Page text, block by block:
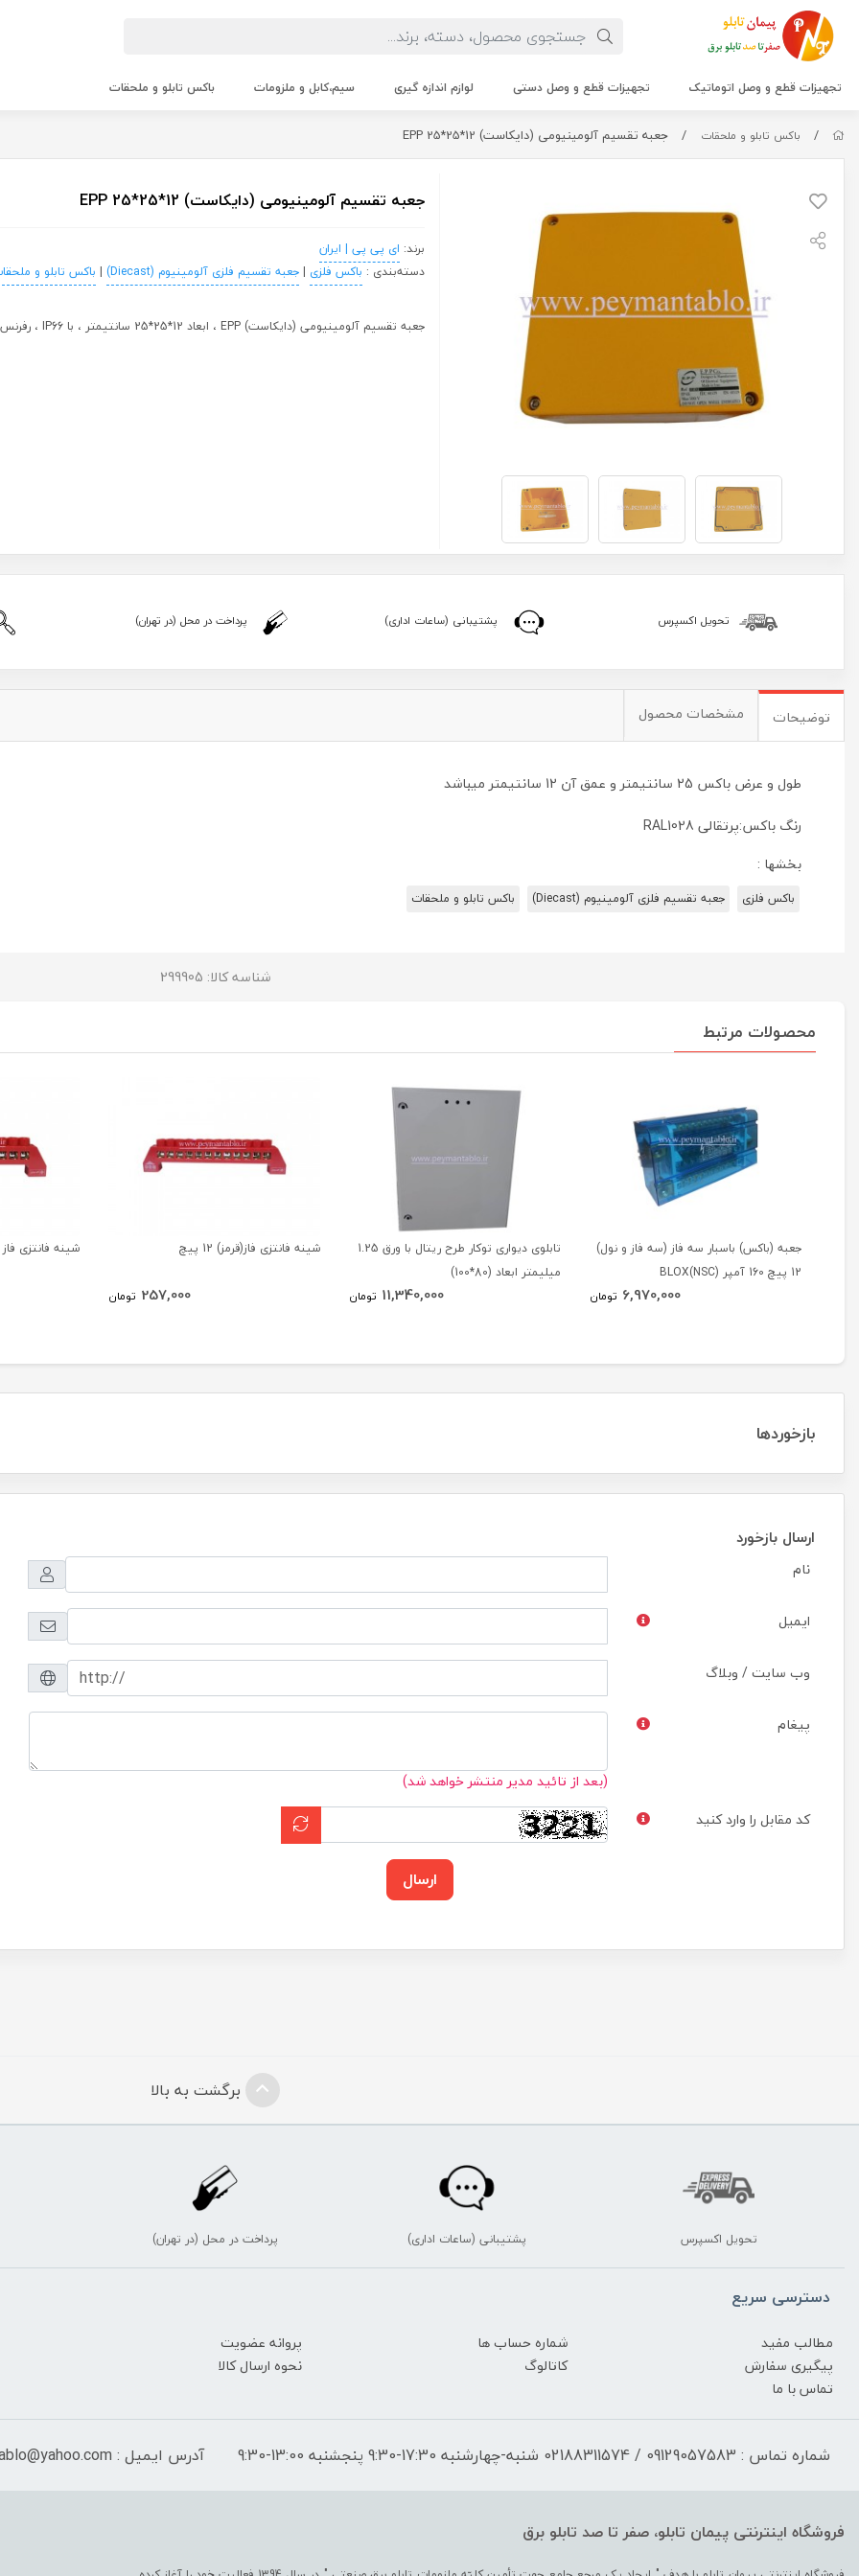
تجهیزات قطع و وصل اتوماتیک تجهیزات قطع و وصل دستی لوازم اندازه گیری سیم،کابل و ملزومات باکس تابلو و ملحقات
/ باکس تابلو و ملحقات / جعبه تقسیم آلومینیومی (دایکاست) 12*25*25 EPP
جعبه تقسیم آلومینیومی (دایکاست) 12*25*25 EPP
برند: ای پی پی | ایران
دسته‌بندی : باکس فلزی |جعبه تقسیم فلزی آلومینیوم (Diecast) | باکس تابلو و
جعبه تقسیم آلومینیومی (دایکاست) EPP ، ابعاد 12*25*25 سانتیمتر ، با IP66 ، رفرنس EBM90 ، ساخت ایران
تحویل اکسپرس پشتیبانی (ساعات اداری) پرداخت در محل (در تهران)
توضیحات مشخصات محصول
طول و عرض باکس 25 سانتیمتر و عمق آن 12 سانتیمتر میباشد
رنگ باکس:پرتقالی RAL1028
بخشها :
باکس فلزی جعبه تقسیم فلزی آلومینیوم (Diecast) باکس تابلو و ملحقات
شناسه کالا: 299905
محصولات مرتبط
جعبه (باکس) باسبار سه فاز (سه فاز و نول)
12 پیچ 160 آمپر BLOX(NSC)
6,970,000 تومان
تابلوی دیواری توکار طرح ریتال با ورق 1.25
میلیمتر ابعاد (80*100)
11,340,000 تومان
شینه فانتزی فاز(قرمز) 12 پیچ
257,000 تومان
شینه فانتزی فاز
بازخوردها
ارسال بازخورد
نام
ایمیل
وب سایت / وبلاگ
پیغام
(بعد از تائید مدیر منتشر خواهد شد)
کد مقابل را وارد کنید
ارسال
برگشت به بالا
تحویل اکسپرس پشتیبانی (ساعات اداری) پرداخت در محل (در تهران)
دسترسی سریع
مطالب مفید شماره حساب ها
پروانه عضویت
پیگیری سفارش
کاتالوگ
نحوه ارسال کالا
تماس با ما
شماره تماس : 09129057583 / 02188311574 شنبه-چهارشنبه 17:30-9:30 پنجشنبه 13:00-9:30 آدرس ایمیل : peymantablo@yahoo.com
فروشگاه اینترنتی پیمان تابلو، صفر تا صد تابلو برق